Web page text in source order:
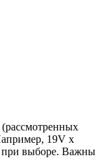
19V x
при выборе. Важны